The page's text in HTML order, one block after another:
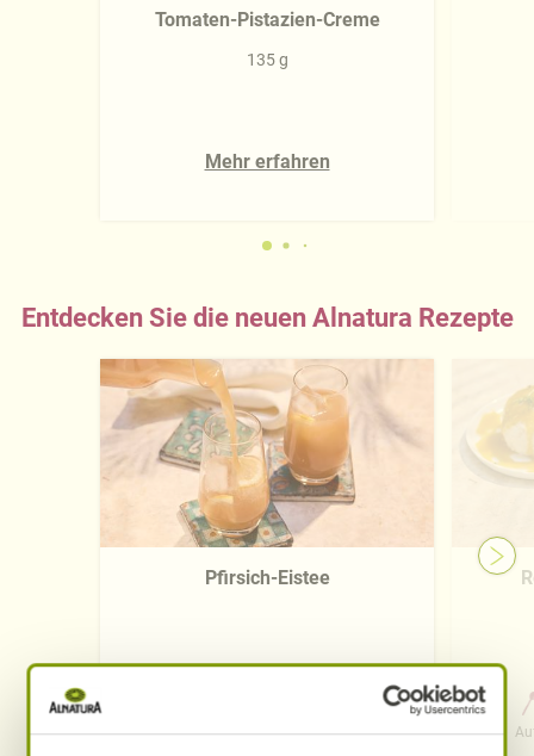
Tomaten-Pistazien-Creme
135 g
Mehr erfahren
Entdecken Sie die neuen Alnatura Rezepte
Pfirsich-Eistee
Aufwand
0 Std. 15 Min.
Gesamtzeit